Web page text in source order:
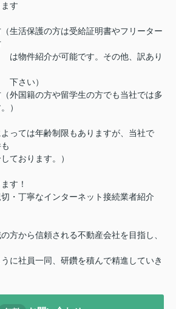
す
生活保護の方は受給証明書やフリーター
能です。その他、訳あり
）
外国籍の方や留学生の方でも当社では多
）
っては年齢制限もありますが、当社で
ます。）
す！
切・丁寧なインターネット接続業者紹介
方から信頼される不動産会社を目指し、
に社員一同、研鑽を積んで精進していき